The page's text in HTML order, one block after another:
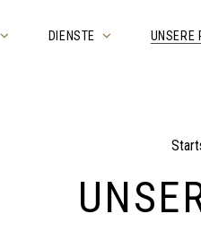
DIENSTE UNSERE